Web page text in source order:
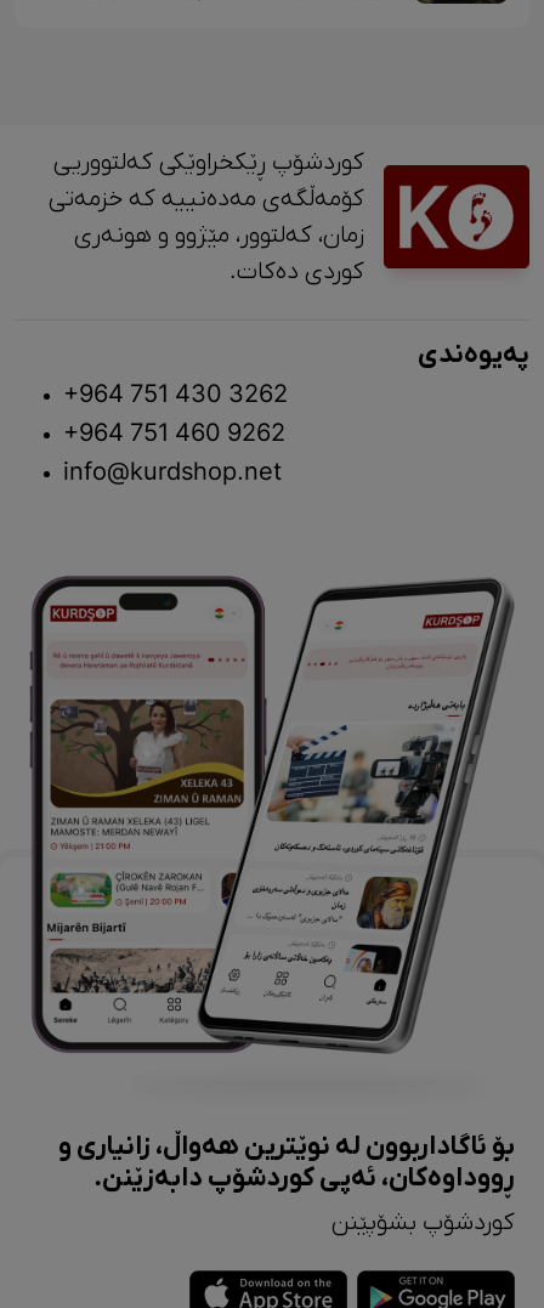
کوردشۆپ ڕێکخراوێکی کەلتووریی
کۆمەڵگەی مەدەنییە کە خزمەتی
زمان، کەلتوور، مێژوو و ‎هونەری
کوردی دەکات.
پەیوەندی
+964 751 430 3262
+964 751 460 9262
info@kurdshop.net
بۆ ئاگاداربوون لە نوێترین هەواڵ، زانیاری و
ڕووداوەکان، ئەپی کوردشۆپ دابەزێنن.
کوردشۆپ بشۆپێنن